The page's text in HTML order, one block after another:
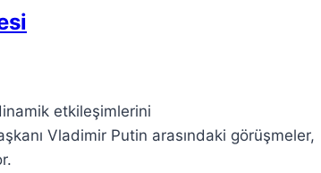
etkileşimlerini
Vladimir Putin arasındaki görüşmeler,